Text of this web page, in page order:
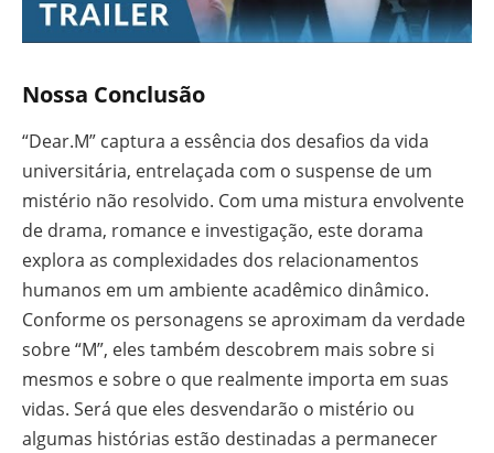
Nossa Conclusão
“Dear.M” captura a essência dos desafios da vida
universitária, entrelaçada com o suspense de um
mistério não resolvido. Com uma mistura envolvente
de drama, romance e investigação, este dorama
explora as complexidades dos relacionamentos
humanos em um ambiente acadêmico dinâmico.
Conforme os personagens se aproximam da verdade
sobre “M”, eles também descobrem mais sobre si
mesmos e sobre o que realmente importa em suas
vidas. Será que eles desvendarão o mistério ou
algumas histórias estão destinadas a permanecer